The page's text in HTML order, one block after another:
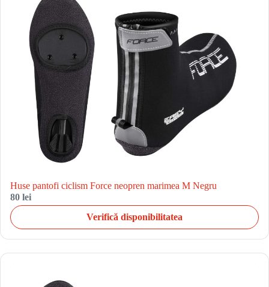
Huse pantofi ciclism Force neopren marimea M Negru
80 lei
Verifică disponibilitatea